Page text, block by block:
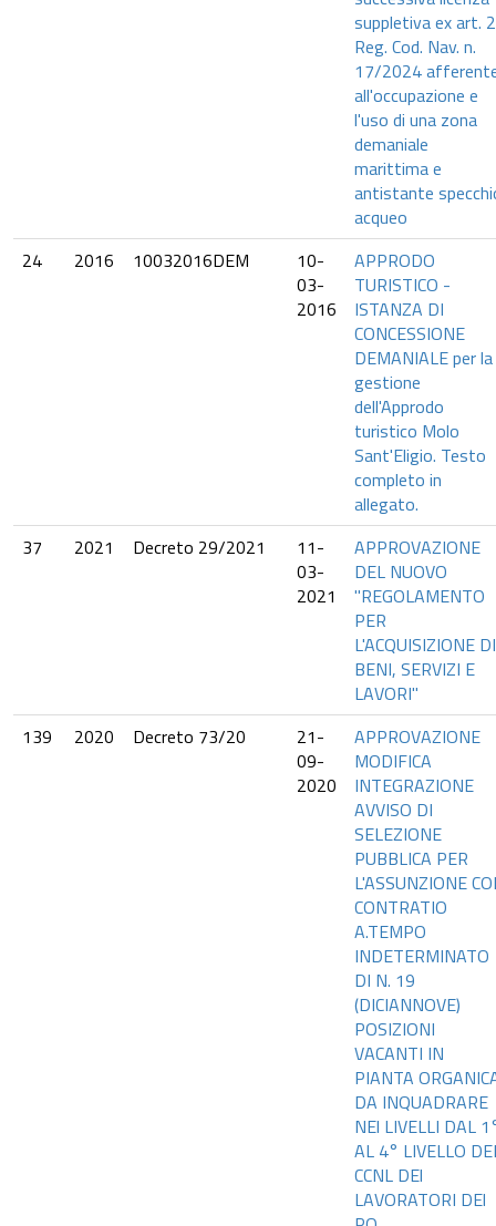
suppletiva ex art.
Reg. Cod. Nav. n.
17/2024
all'occupazione e
l'uso di una zona
demaniale
marittima e
antistante
acqueo
24
2016 10032016DEM
10-
03-
2016
APPRODO
TURISTICO -
ISTANZA DI
CONCESSIONE
DEMANIALE per la
gestione
dell'Approdo
turistico Molo
Sant'Eligio. Testo
completo in
allegato.
37
2021 Decreto 29/2021
11-
03-
2021
APPROVAZIONE
DEL NUOVO
"REGOLAMENTO
PER
L'ACQUISIZIONE DI
BENI, SERVIZI E
LAVORI"
139
2020 Decreto 73/20
21-
09-
2020
APPROVAZIONE
MODIFICA
INTEGRAZIONE
AVVISO DI
SELEZIONE
PUBBLICA PER
L'ASSUNZIONE
CONTRATIO
A.TEMPO
INDETERMINATO
DI N. 19
(DICIANNOVE)
POSIZIONI
VACANTI IN
PIANTA
DA INQUADRARE
NEl LIVELLI DAL
AL 4° LIVELLO
CCNL DEl
LAVORATORI DEl